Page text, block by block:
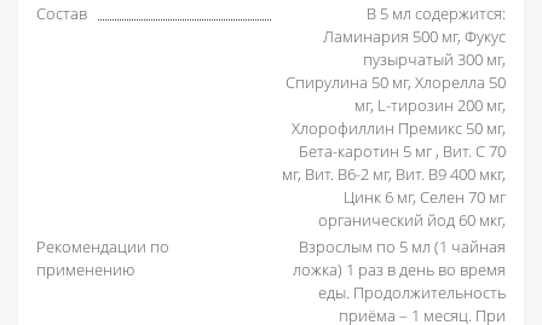
Состав
В 5 мл содержится:
Ламинария 500 мг, Фукус
пузырчатый 300 мг,
Спирулина 50 мг, Хлорелла 50
мг, L-тирозин 200 мг,
Хлорофиллин Премикс 50 мг,
Бета-каротин 5 мг , Вит. С 70
мг, Вит. B6-2 мг, Вит. B9 400 мкг,
Цинк 6 мг, Селен 70 мг
органический йод 60 мкг,
Рекомендации по
применению
Взрослым по 5 мл (1 чайная
ложка) 1 раз в день во время
еды. Продолжительность
приёма – 1 месяц. При